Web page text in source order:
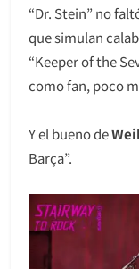
“Dr. Stein” no
que simulan
“Keeper of the
como fan, poco
Y el bueno de
Barça”.